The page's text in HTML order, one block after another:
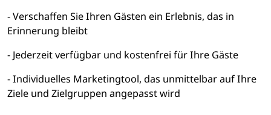
- Verschaffen Sie Ihren Gästen ein Erlebnis, das in
Erinnerung bleibt
- Jederzeit verfügbar und kostenfrei für Ihre Gäste
- Individuelles Marketingtool, das unmittelbar auf Ihre
Ziele und Zielgruppen angepasst wird